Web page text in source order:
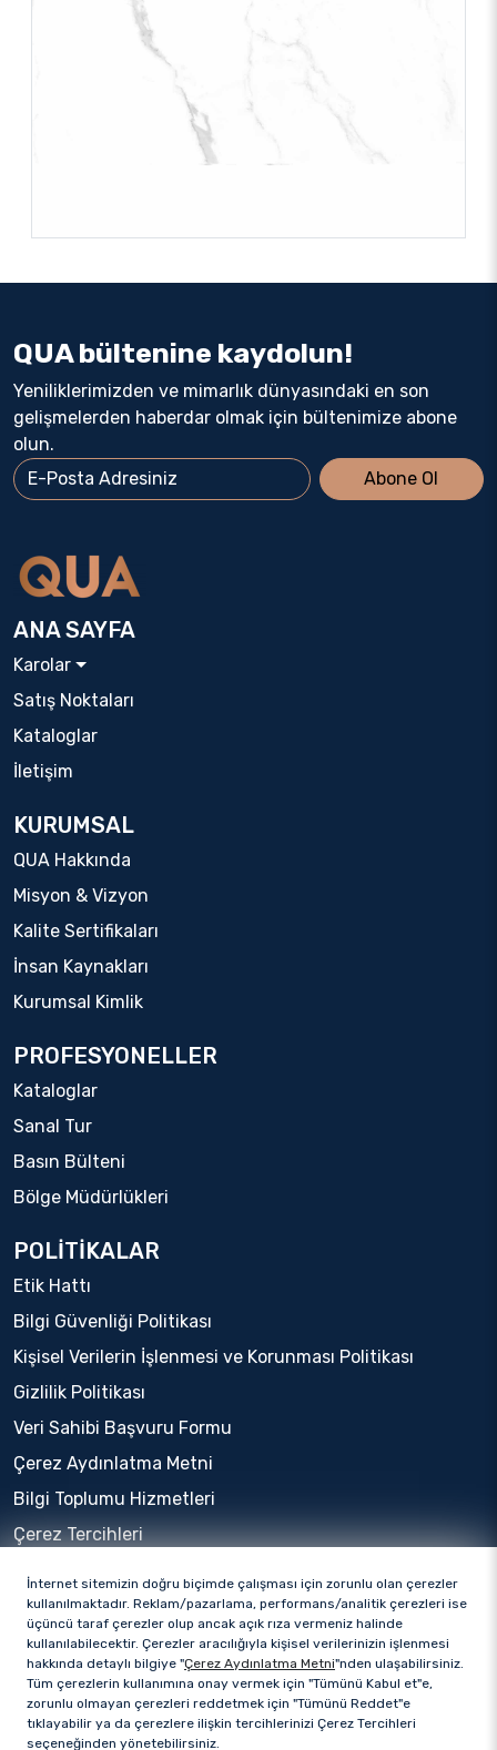
QUA bültenine kaydolun!
Yeniliklerimizden ve mimarlık dünyasındaki en son
gelişmelerden haberdar olmak için bültenimize abone
olun.
Abone Ol
ANA SAYFA
Karolar
Satış Noktaları
Kataloglar
İletişim
KURUMSAL
QUA Hakkında
Misyon & Vizyon
Kalite Sertifikaları
İnsan Kaynakları
Kurumsal Kimlik
PROFESYONELLER
Kataloglar
Sanal Tur
Basın Bülteni
Bölge Müdürlükleri
POLİTİKALAR
Etik Hattı
Bilgi Güvenliği Politikası
Kişisel Verilerin İşlenmesi ve Korunması Politikası
Gizlilik Politikası
Veri Sahibi Başvuru Formu
Çerez Aydınlatma Metni
Bilgi Toplumu Hizmetleri
Çerez Tercihleri
İnternet sitemizin doğru biçimde çalışması için zorunlu olan çerezler
kullanılmaktadır. Reklam/pazarlama, performans/analitik çerezleri ise
üçüncü taraf çerezler olup ancak açık rıza vermeniz halinde
kullanılabilecektir. Çerezler aracılığıyla kişisel verilerinizin işlenmesi
hakkında detaylı bilgiye "Çerez Aydınlatma Metni"nden ulaşabilirsiniz.
Tüm çerezlerin kullanımına onay vermek için "Tümünü Kabul et"e,
zorunlu olmayan çerezleri reddetmek için "Tümünü Reddet"e
tıklayabilir ya da çerezlere ilişkin tercihlerinizi Çerez Tercihleri
seçeneğinden yönetebilirsiniz.